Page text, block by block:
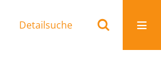
Detailsuche